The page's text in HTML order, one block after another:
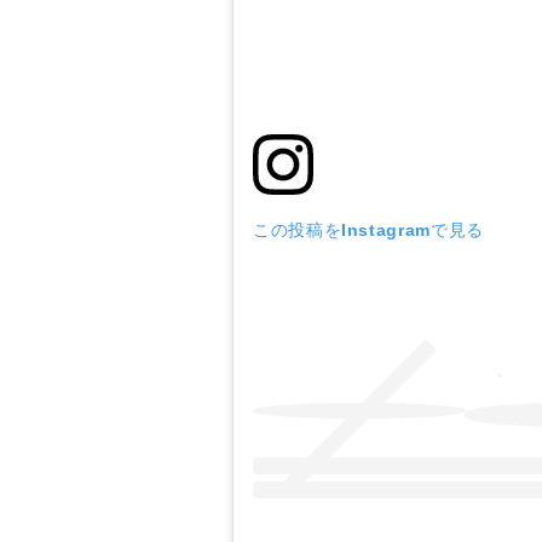
この投稿をInstagramで見る